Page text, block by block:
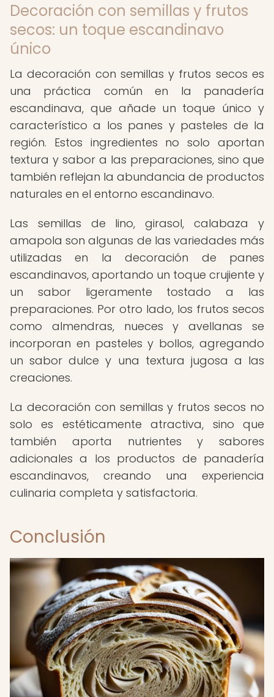
Decoración con semillas y frutos
secos: un toque escandinavo
único
La decoración con semillas y frutos secos es
una práctica común en la panadería
escandinava, que añade un toque único y
característico a los panes y pasteles de la
región. Estos ingredientes no solo aportan
textura y sabor a las preparaciones, sino que
también reflejan la abundancia de productos
naturales en el entorno escandinavo.
Las semillas de lino, girasol, calabaza y
amapola son algunas de las variedades más
utilizadas en la decoración de panes
escandinavos, aportando un toque crujiente y
un sabor ligeramente tostado a las
preparaciones. Por otro lado, los frutos secos
como almendras, nueces y avellanas se
incorporan en pasteles y bollos, agregando
un sabor dulce y una textura jugosa a las
creaciones.
La decoración con semillas y frutos secos no
solo es estéticamente atractiva, sino que
también aporta nutrientes y sabores
adicionales a los productos de panadería
escandinavos, creando una experiencia
culinaria completa y satisfactoria.
Conclusión